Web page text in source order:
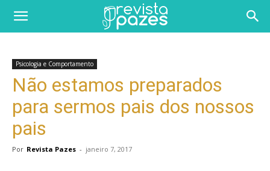
Psicologia e Comportamento
Não estamos preparados
para sermos pais dos nossos
pais
Por Revista Pazes - janeiro 7, 2017